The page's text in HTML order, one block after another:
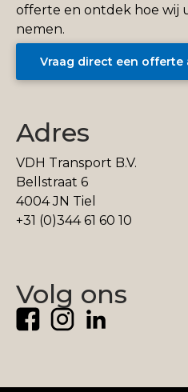
offerte en ontdek hoe wij
nemen.
Vraag direct een offerte
Adres
VDH Transport B.V.
Bellstraat 6
4004 JN Tiel
+31 (0)344 61 60 10
Volg ons